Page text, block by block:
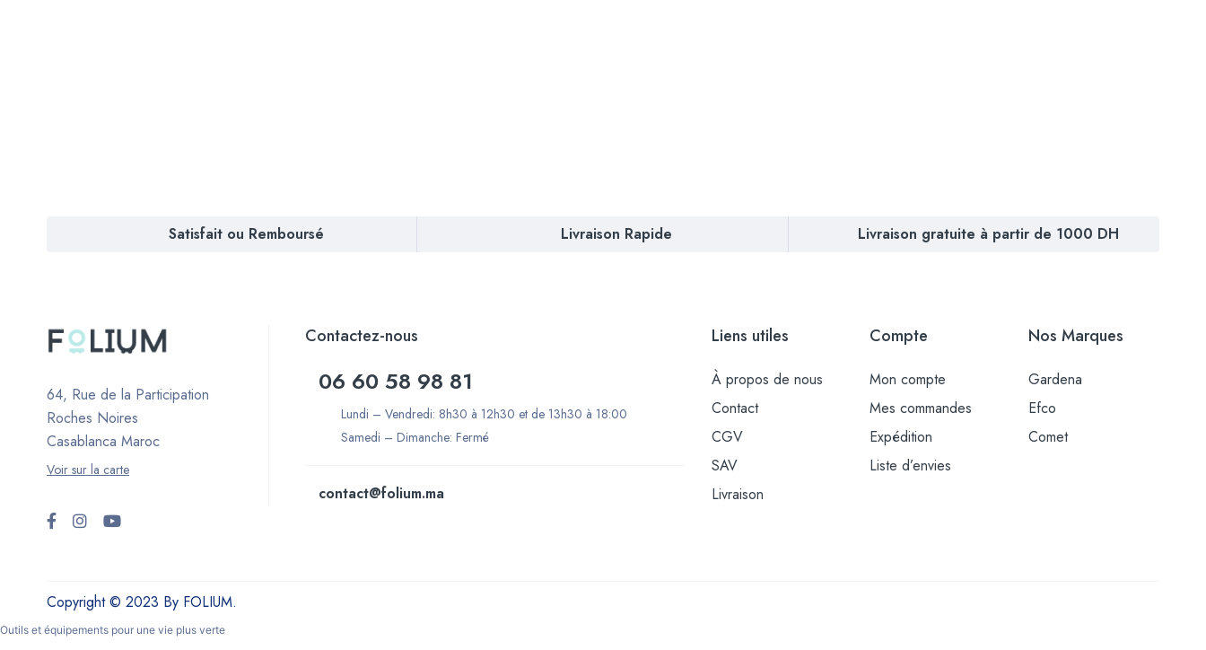
Satisfait ou Remboursé Livraison Rapide Livraison gratuite à partir de 1000 DH
64, Rue de la Participation
Roches Noires
Casablanca Maroc
Voir sur la carte
Contactez-nous
06 60 58 98 81
Lundi – Vendredi: 8h30 à 12h30 et de 13h30 à 18:00
Samedi – Dimanche: Fermé
contact@folium.ma
Liens utiles
À propos de nous
Contact
CGV
SAV
Livraison
Compte
Mon compte
Mes commandes
Expédition
Liste d’envies
Nos Marques
Gardena
Efco
Comet
Copyright © 2023 By FOLIUM.
Outils et équipements pour une vie plus verte